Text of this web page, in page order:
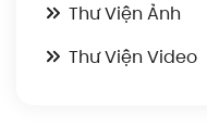
Thư Viện Ảnh
Thư Viện Video